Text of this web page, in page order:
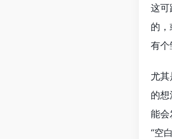
这可
的，
有个
尤其
的
能会
“空